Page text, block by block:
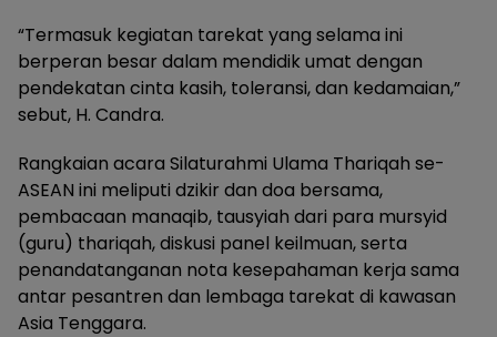
“Termasuk kegiatan tarekat yang selama ini
berperan besar dalam mendidik umat dengan
pendekatan cinta kasih, toleransi, dan kedamaian,”
sebut, H. Candra.
Rangkaian acara Silaturahmi Ulama Thariqah se-
ASEAN ini meliputi dzikir dan doa bersama,
pembacaan manaqib, tausyiah dari para mursyid
(guru) thariqah, diskusi panel keilmuan, serta
penandatanganan nota kesepahaman kerja sama
antar pesantren dan lembaga tarekat di kawasan
Asia Tenggara.